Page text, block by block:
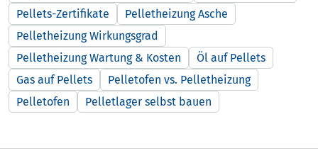
Pellets-Zertifikate
Pelletheizung Asche
Pelletheizung Wirkungsgrad
Pelletheizung Wartung & Kosten
Öl auf Pellets
Gas auf Pellets
Pelletofen vs. Pelletheizung
Pelletofen
Pelletlager selbst bauen